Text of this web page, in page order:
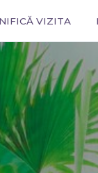
VIZITA